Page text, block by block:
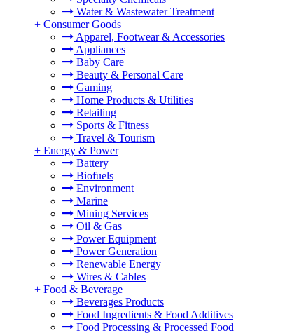
Water & Wastewater Treatment
+ Consumer Goods
Apparel, Footwear & Accessories
Appliances
Baby Care
Beauty & Personal Care
Gaming
Home Products & Utilities
Retailing
Sports & Fitness
Travel & Tourism
+ Energy & Power
Battery
Biofuels
Environment
Marine
Mining Services
Oil & Gas
Power Equipment
Power Generation
Renewable Energy
Wires & Cables
+ Food & Beverage
Beverages Products
Food Ingredients & Food Additives
Food Processing & Processed Food